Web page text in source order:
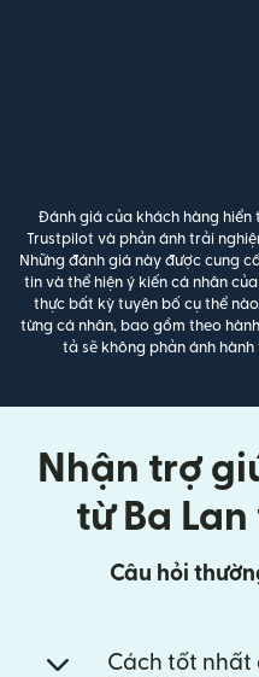
Đánh giá của khách hàng
Trustpilot và phản ánh trải
Những đánh giá này được cung
tin và thể hiện ý kiến cá nhân
thực bất kỳ tuyên bố cụ thể
từng cá nhân, bao gồm theo
tả sẽ không phản ánh
Nhận trợ
từ Ba
Câu hỏi
Cách tốt nhất